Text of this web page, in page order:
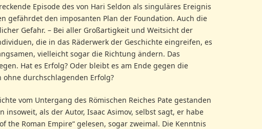
Episode des von Hari Seldon als singuläres Ereignis
gefährdet den imposanten Plan der Foundation. Auch die
Gefahr. – Bei aller Großartigkeit und Weitsicht der
die in das Räderwerk der Geschichte eingreifen, es
vielleicht sogar die Richtung ändern. Das
Hat es Erfolg? Oder bleibt es am Ende gegen die
durchschlagenden Erfolg?
vom Untergang des Römischen Reiches Pate gestanden
insoweit, als der Autor, Isaac Asimov, selbst sagt, er habe
the Roman Empire“ gelesen, sogar zweimal. Die Kenntnis